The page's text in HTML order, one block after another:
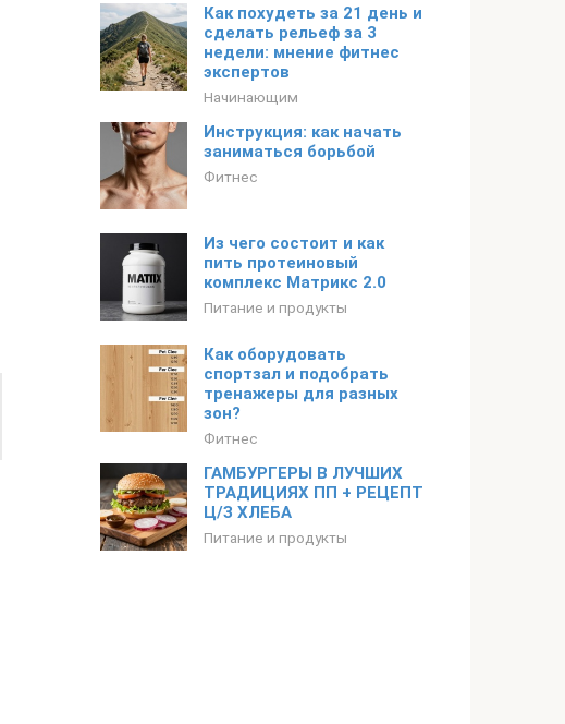
Как похудеть за 21 день и
сделать рельеф за 3
недели: мнение фитнес
экспертов
Начинающим
Инструкция: как начать
заниматься борьбой
Фитнес
Из чего состоит и как
пить протеиновый
комплекс Матрикс 2.0
Питание и продукты
Как оборудовать
спортзал и подобрать
тренажеры для разных
зон?
Фитнес
ГАМБУРГЕРЫ В ЛУЧШИХ
ТРАДИЦИЯХ ПП + РЕЦЕПТ
Ц/З ХЛЕБА
Питание и продукты